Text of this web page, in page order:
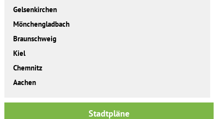
Gelsenkirchen
Mönchengladbach
Braunschweig
Kiel
Chemnitz
Aachen
Stadtpläne